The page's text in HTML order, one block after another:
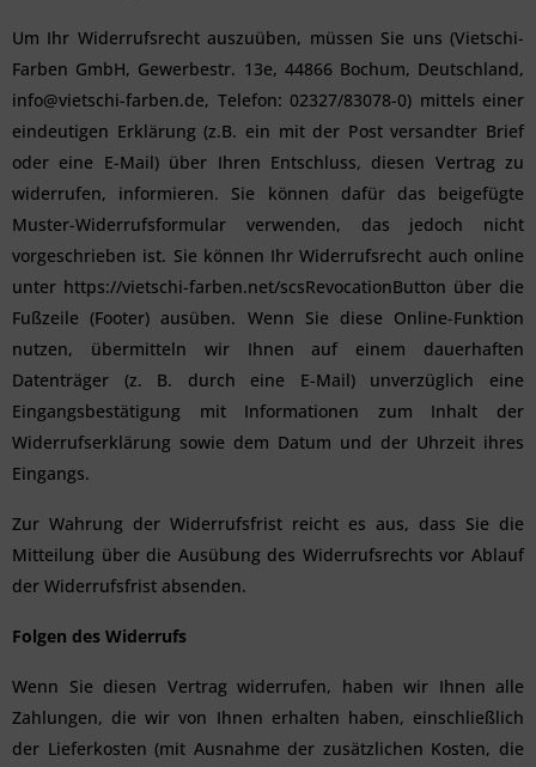
Um Ihr Widerrufsrecht auszuüben, müssen Sie uns (Vietschi-
Farben GmbH, Gewerbestr. 13e, 44866 Bochum, Deutschland,
info@vietschi-farben.de, Telefon: 02327/83078-0) mittels einer
eindeutigen Erklärung (z.B. ein mit der Post versandter Brief
oder eine E-Mail) über Ihren Entschluss, diesen Vertrag zu
widerrufen, informieren. Sie können dafür das beigefügte
Muster-Widerrufsformular verwenden, das jedoch nicht
vorgeschrieben ist. Sie können Ihr Widerrufsrecht auch online
unter https://vietschi-farben.net/scsRevocationButton über die
Fußzeile (Footer) ausüben. Wenn Sie diese Online-Funktion
nutzen, übermitteln wir Ihnen auf einem dauerhaften
Datenträger (z. B. durch eine E-Mail) unverzüglich eine
Eingangsbestätigung mit Informationen zum Inhalt der
Widerrufserklärung sowie dem Datum und der Uhrzeit ihres
Eingangs.
Zur Wahrung der Widerrufsfrist reicht es aus, dass Sie die
Mitteilung über die Ausübung des Widerrufsrechts vor Ablauf
der Widerrufsfrist absenden.
Folgen des Widerrufs
Wenn Sie diesen Vertrag widerrufen, haben wir Ihnen alle
Zahlungen, die wir von Ihnen erhalten haben, einschließlich
der Lieferkosten (mit Ausnahme der zusätzlichen Kosten, die